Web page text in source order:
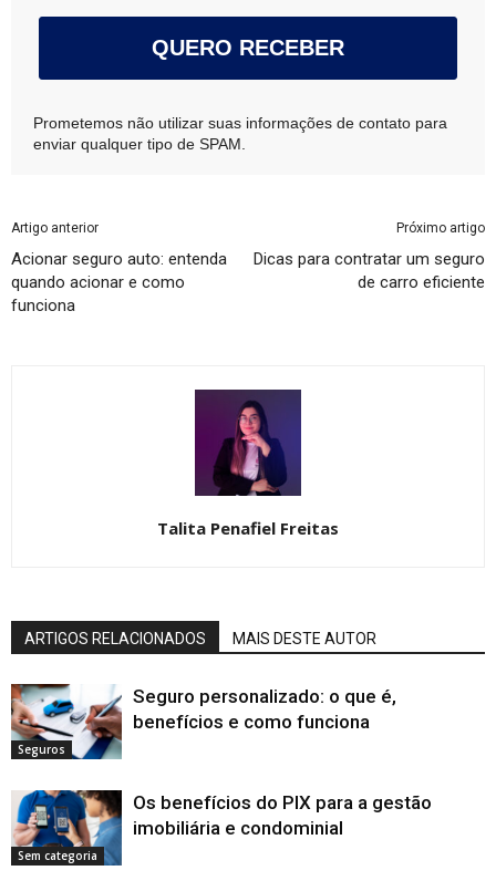
QUERO RECEBER
Prometemos não utilizar suas informações de contato para
enviar qualquer tipo de SPAM.
Artigo anterior
Acionar seguro auto: entenda
quando acionar e como
funciona
Próximo artigo
Dicas para contratar um seguro
de carro eficiente
Talita Penafiel Freitas
ARTIGOS RELACIONADOS MAIS DESTE AUTOR
Seguros
Seguro personalizado: o que é,
benefícios e como funciona
Sem categoria
Os benefícios do PIX para a gestão
imobiliária e condominial